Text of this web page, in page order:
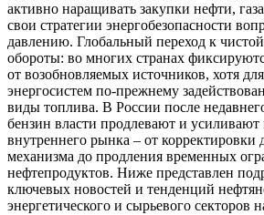
активно наращивать закупки нефти,
свои стратегии энергобезопасности
давлению. Глобальный переход к
обороты: во многих странах
от возобновляемых источников, хотя
энергосистем по-прежнему
виды топлива. В России после
бензин власти продлевают и
внутреннего рынка – от
механизма до продления временных
нефтепродуктов. Ниже представлен
ключевых новостей и тенденций
энергетического и сырьевого секторов